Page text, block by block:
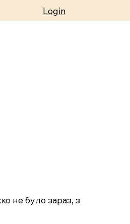
Login
не було зараз, з